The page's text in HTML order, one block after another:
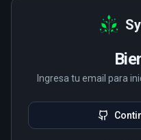
Ingresa tu email para